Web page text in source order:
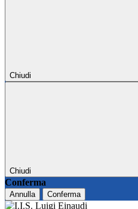
Chiudi
Chiudi
Conferma
Annulla Conferma